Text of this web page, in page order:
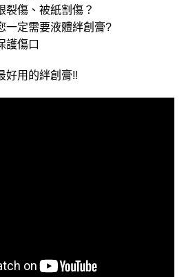
裂傷、被紙割傷？
一定需要液體絆創膏?
護傷口
好用的絆創膏!!